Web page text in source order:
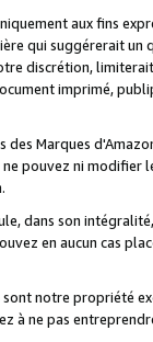
aux fins
qui suggérerait
discrétion,
imprimé,
des Marques
pouvez ni
dans son
en aucun cas
sont notre propriété
à ne pas